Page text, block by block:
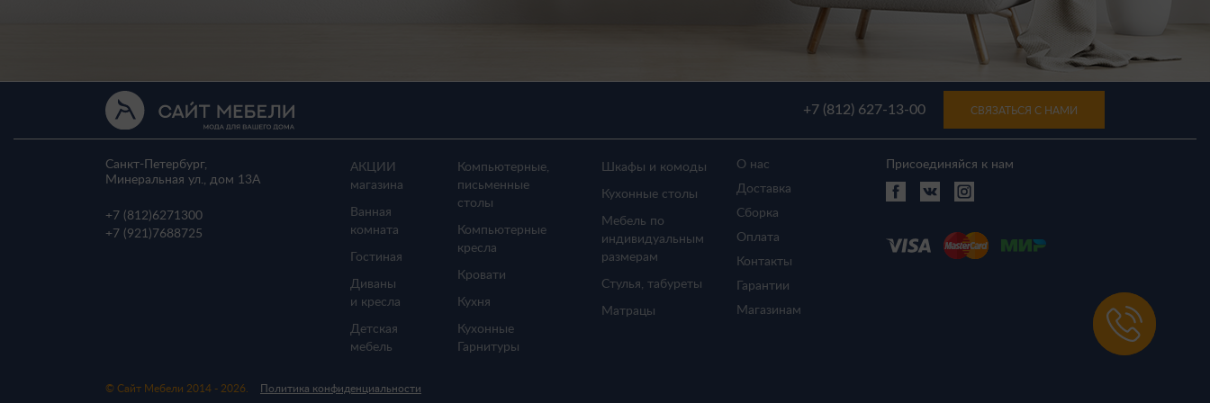
+7 (812) 627-13-00 СВЯЗАТЬСЯ С НАМИ
Санкт-Петербург,
Минеральная ул., дом 13A
+7 (812)6271300
+7 (921) 7688725
АКЦИИ
магазина
Ванная
комната
Гостиная
Диваны
и кресла
Детская
мебель
Компьютерные,
письменные
столы
Компьютерные
кресла
Кровати
Кухня
Кухонные
Гарнитуры
Шкафы и комоды
Кухонные столы
Мебель по
индивидуальным
размерам
Стулья, табуреты
Матрацы
О нас
Доставка
Сборка
Оплата
Контакты
Гарантии
Магазинам
Присоединяйся к нам
© Сайт Мебели 2014 - 2026. Политика конфиденциальности